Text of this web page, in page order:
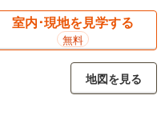
室内･現地を見学する
無料
地図を見る